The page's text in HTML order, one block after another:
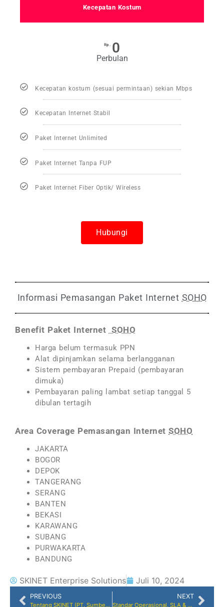
Kecepatan Kostum
Rp. 0
Perbulan
Kecepatan kostum (sesuai permintaan) sekian Mbps
Kecepatan Internet Stabil
Paket Internet Unlimited
Paket Internet Tanpa FUP
Paket Internet Fiber Optik/ Wireless
Hubungi
Informasi Pemasangan Paket Internet SOHO
Benefit Paket Internet SOHO
Harga belum termasuk PPN
Alat dipinjamkan selama berlangganan
Sistem pembayaran Prepaid (pembayaran
dimuka)
Pembayaran paling lambat setiap tanggal 5
dibulan tertagih
Area Coverage Pemasangan Internet SOHO
JAKARTA
BOGOR
DEPOK
TANGERANG
SERANG
BANTEN
BEKASI
KARAWANG
SUBANG
PURWAKARTA
BANDUNG
SKINET Enterprise Solutions Juli 10, 2024
PREVIOUS
Tentang SKINET (PT. Sumber Koneksi Indonesia)
NEXT
Standar Operasional, SLA & Prosedur Pengadaan (LKPP)